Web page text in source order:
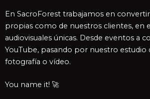
En SacroForest trabajamos en
propias como de nuestros clientes, en
audiovisuales únicas. Desde eventos a
YouTube, pasando por nuestro estudio
fotografía o vídeo.
You name it! 🚀